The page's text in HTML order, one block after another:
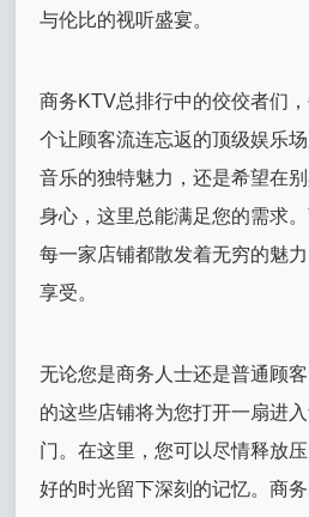
与伦比的视听盛宴。
商务KTV总排行中的佼佼者们
个让顾客流连忘返的顶级娱乐
音乐的独特魅力，还是希望在
身心，这里总能满足您的需求
每一家店铺都散发着无穷的魅
享受。
无论您是商务人士还是普通顾
的这些店铺将为您打开一扇进
门。在这里，您可以尽情释放
好的时光留下深刻的记忆。商